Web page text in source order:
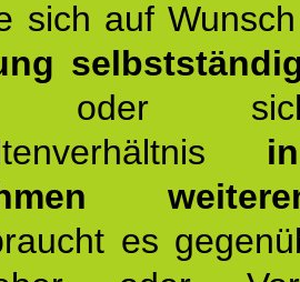
sich auf
oder
es